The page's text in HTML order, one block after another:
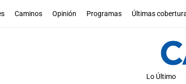
Caminos Opinión Programas Últimas
Lo Último